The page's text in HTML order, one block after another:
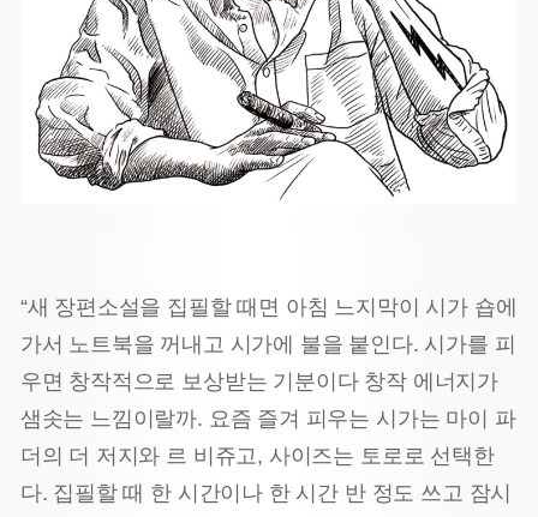
“새 장편소설을 집필할 때면 아침 느지막이 시가 숍에
가서 노트북을 꺼내고 시가에 불을 붙인다. 시가를 피
우면 창작적으로 보상받는 기분이다 창작 에너지가
샘솟는 느낌이랄까. 요즘 즐겨 피우는 시가는 마이 파
더의 더 저지와 르 비쥬고, 사이즈는 토로로 선택한
다. 집필할 때 한 시간이나 한 시간 반 정도 쓰고 잠시